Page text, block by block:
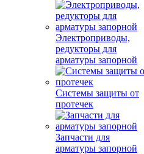
Электроприводы,
редукторы для
арматуры запорной
Системы защиты от
протечек
Запчасти для
арматуры запорной